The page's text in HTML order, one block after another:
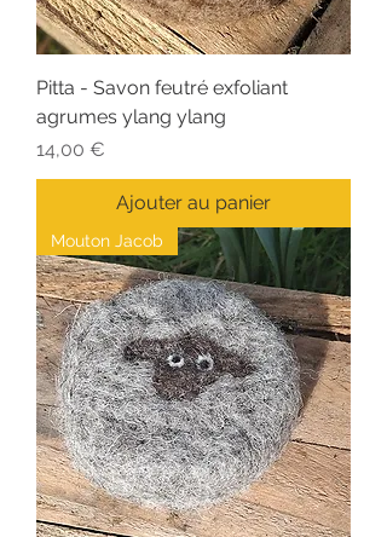
Pitta - Savon feutré exfoliant
agrumes ylang ylang
Prix
14,00 €
Ajouter au panier
Mouton Jacob